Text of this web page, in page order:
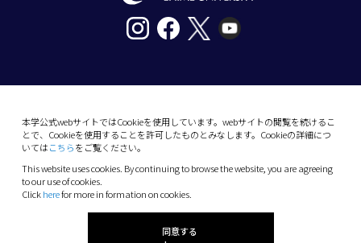
本学公式webサイトではCookieを使用しています。webサイトの閲覧を続けるこ
とで、Cookieを使用することを許可したものとみなします。Cookieの詳細につ
いてはこちらをご覧ください。
This website uses cookies. By continuing to browse the website, you are agreeing
to our use of cookies.
Clickherefor more in formation on cookies.
同意する
10-13 Dogo-Himata, Matsuyama, Ehime 790-
Phone: +81 89-927-9000
(C) 2026 Ehime University.